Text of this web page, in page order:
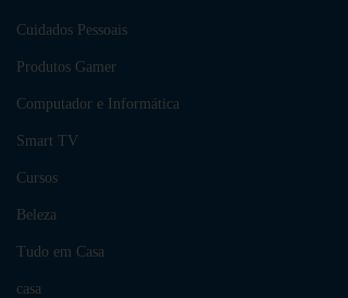
Cuidados Pessoais
Produtos Gamer
Computador e Informática
Smart TV
Cursos
Beleza
Tudo em Casa
casa